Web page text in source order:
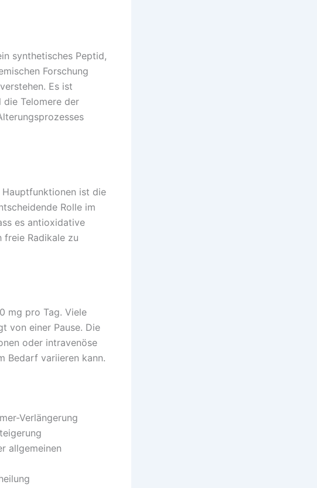
synthetisches Peptid,
Forschung
Es ist
Telomere der
Hauptfunktionen ist die
Rolle im
es antioxidative
freie Radikale zu
mg pro Tag. Viele
von einer Pause. Die
oder intravenöse
Bedarf variieren kann.
Verlängerung
allgemeinen